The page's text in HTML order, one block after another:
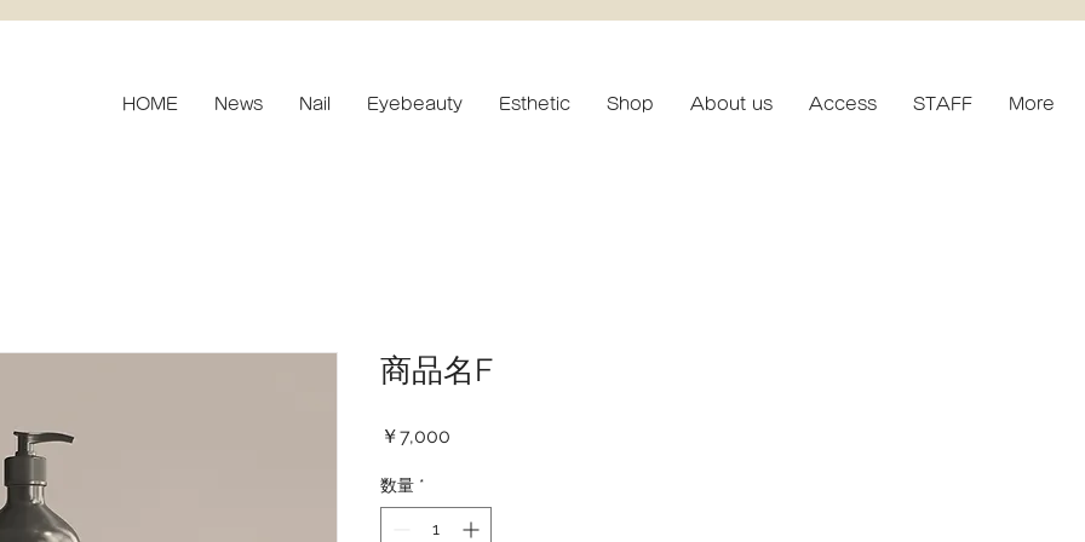
HOME News Nail Eyebeauty Esthetic Shop About us Access STAFF More
商品名F
￥7,000
数量 *